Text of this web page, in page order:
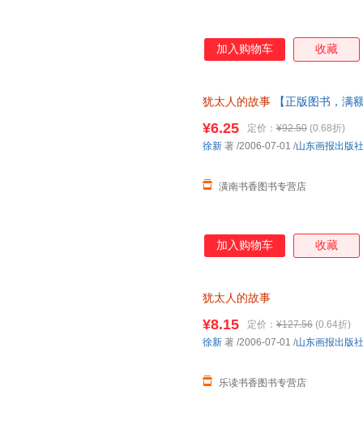
加入购物车 收藏
犹太人的故事 【正版图书，满
¥6.25 定价： ¥92.50 (0.68折)
潢南书香图书专营店
徐新 著 /2006-07-01 /山东画报出版社
加入购物车 收藏
犹太人的故事
¥8.15 定价： ¥127.56 (0.64折)
乐读书香图书专营店
徐新 著 /2006-07-01 /山东画报出版社